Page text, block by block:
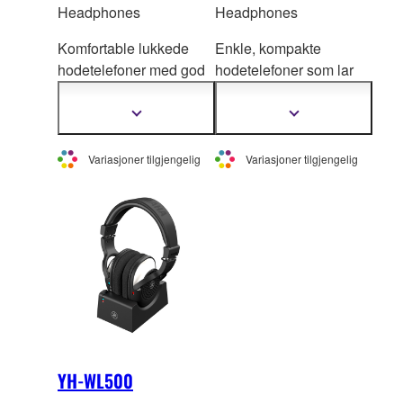
Headphones
Komfortable lukkede
hodetelefoner med god
en kraftig lyd og rik tone
Vis
Variasjoner tilgjengelig
Headphones
Enkle, kompakte
hodetelefoner som lar
profesjonelt nivå
Vis
Variasjoner tilgjengelig
YH-WL500